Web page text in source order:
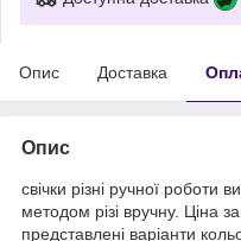
Опис Доставка
Опис
свічки різні ручної роботи
методом різі вручну. Ціна
представлені варіанти